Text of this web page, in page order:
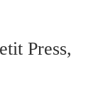
Press,